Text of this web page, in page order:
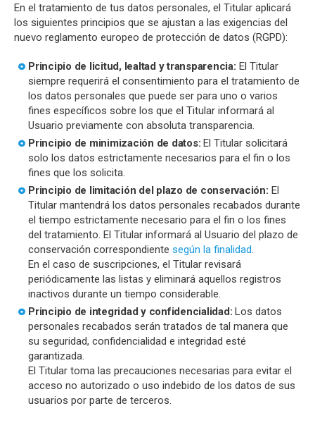
En el tratamiento de tus datos personales, el Titular aplicará
los siguientes principios que se ajustan a las exigencias del
nuevo reglamento europeo de protección de datos (RGPD):
Principio de licitud, lealtad y transparencia: El Titular
siempre requerirá el consentimiento para el tratamiento de
los datos personales que puede ser para uno o varios
fines específicos sobre los que el Titular informará al
Usuario previamente con absoluta transparencia.
Principio de minimización de datos: El Titular solicitará
solo los datos estrictamente necesarios para el fin o los
fines que los solicita.
Principio de limitación del plazo de conservación: El
Titular mantendrá los datos personales recabados durante
el tiempo estrictamente necesario para el fin o los fines
del tratamiento. El Titular informará al Usuario del plazo de
conservación correspondiente según la finalidad
En el caso de suscripciones, el Titular revisará
periódicamente las listas y eliminará aquellos registros
inactivos durante un tiempo considerable.
Principio de integridad y confidencialidad: Los datos
personales recabados serán tratados de tal manera que
su seguridad, confidencialidad e integridad esté
garantizada.
El Titular toma las precauciones necesarias para evitar el
acceso no autorizado o uso indebido de los datos de sus
usuarios por parte de terceros.